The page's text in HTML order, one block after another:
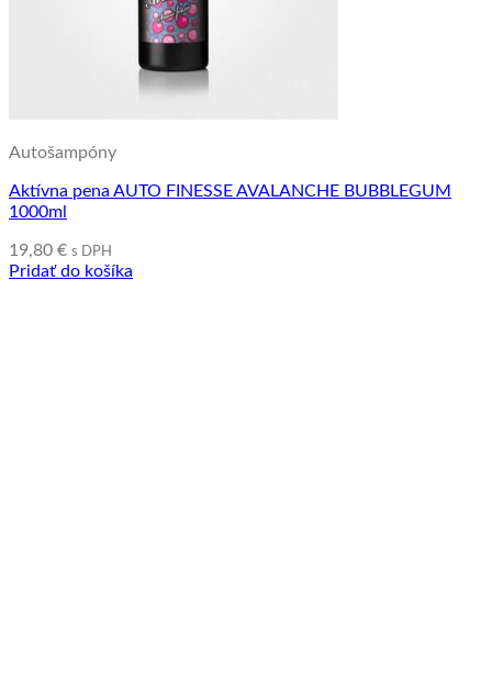
Autošampóny
Aktívna pena AUTO FINESSE AVALANCHE BUBBLEGUM
1000ml
19,80 € s DPH
Pridať do košíka